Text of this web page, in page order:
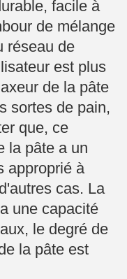
facile à
de mélange
réseau de
est plus
de la pâte
sortes de pain,
que, ce
la pâte a un
approprié à
cas. La
une capacité
le degré de
la pâte est